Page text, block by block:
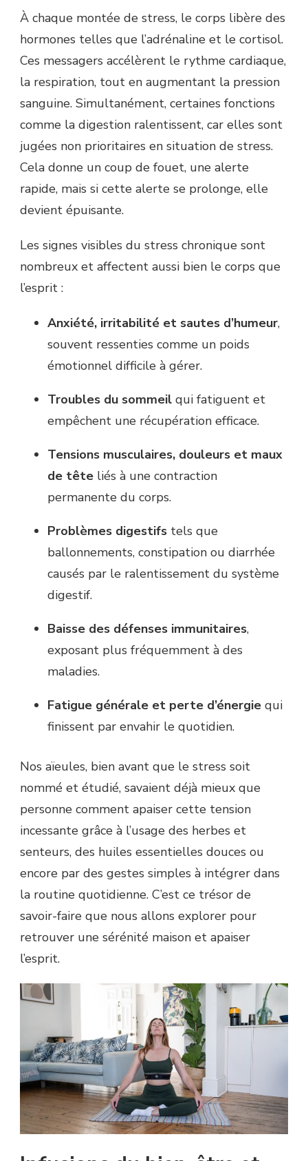
À chaque montée de stress, le corps libère des
hormones telles que l’adrénaline et le cortisol.
Ces messagers accélèrent le rythme cardiaque,
la respiration, tout en augmentant la pression
sanguine. Simultanément, certaines fonctions
comme la digestion ralentissent, car elles sont
jugées non prioritaires en situation de stress.
Cela donne un coup de fouet, une alerte
rapide, mais si cette alerte se prolonge, elle
devient épuisante.
Les signes visibles du stress chronique sont
nombreux et affectent aussi bien le corps que
l’esprit :
Anxiété, irritabilité et sautes d’humeur,
souvent ressenties comme un poids
émotionnel difficile à gérer.
Troubles du sommeil qui fatiguent et
empêchent une récupération efficace.
Tensions musculaires, douleurs et maux
de tête liés à une contraction
permanente du corps.
Problèmes digestifs tels que
ballonnements, constipation ou diarrhée
causés par le ralentissement du système
digestif.
Baisse des défenses immunitaires,
exposant plus fréquemment à des
maladies.
Fatigue générale et perte d’énergie qui
finissent par envahir le quotidien.
Nos aïeules, bien avant que le stress soit
nommé et étudié, savaient déjà mieux que
personne comment apaiser cette tension
incessante grâce à l’usage des herbes et
senteurs, des huiles essentielles douces ou
encore par des gestes simples à intégrer dans
la routine quotidienne. C’est ce trésor de
savoir-faire que nous allons explorer pour
retrouver une sérénité maison et apaiser
l’esprit.